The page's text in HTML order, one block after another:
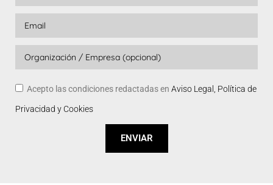
Acepto las condiciones redactadas en Aviso Legal, Política de
Privacidad y Cookies
ENVIAR